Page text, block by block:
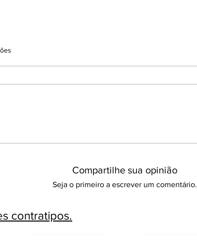
Compartilhe sua opinião
Seja o primeiro a escrever um comentário.
contratipos.